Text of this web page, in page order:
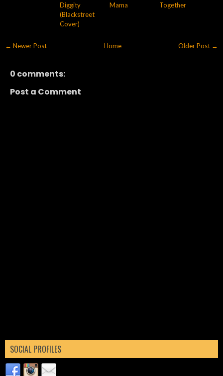
Diggity
(Blackstreet
Cover)
Mama
Together
← Newer Post Older Post →
Home
0 comments:
Post a Comment
SOCIAL PROFILES